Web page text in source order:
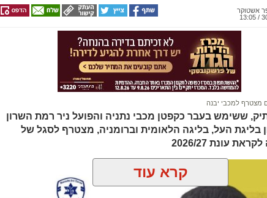
שתשתפו אותנו
אשטוקר
מצטרף למכבי יבנה
ששימש בעבר כקפטן מכבי נתניה והפועל ניר רמת השרון
בליגת העל, בליגה הלאומית וברומניה, מצטרף לסגל של
עונת 2026/27
קרא עוד